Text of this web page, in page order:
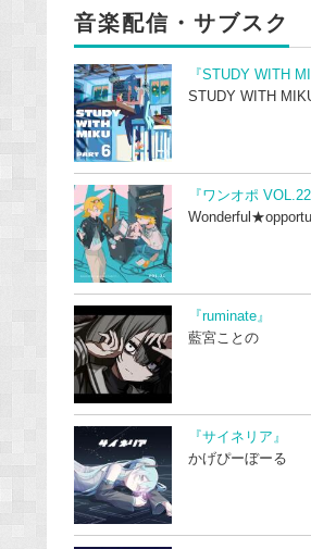
音楽配信・サブスク
『STUDY WITH
STUDY WITH
『ワンオポ VOL.22
『ruminate』
藍宮ことの
『サイネリア』
かげぴーぼーる